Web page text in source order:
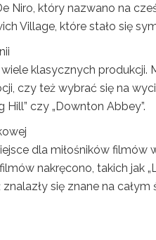
Niro, który nazwano na
Village, które stało się
klasycznych produkcji.
czy też wybrać się na
Hill” czy „Downton Abbey”.
dla miłośników
nakręcono, takich jak
znalazły się znane na